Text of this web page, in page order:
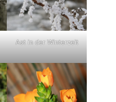
Ast in der Winterzeit